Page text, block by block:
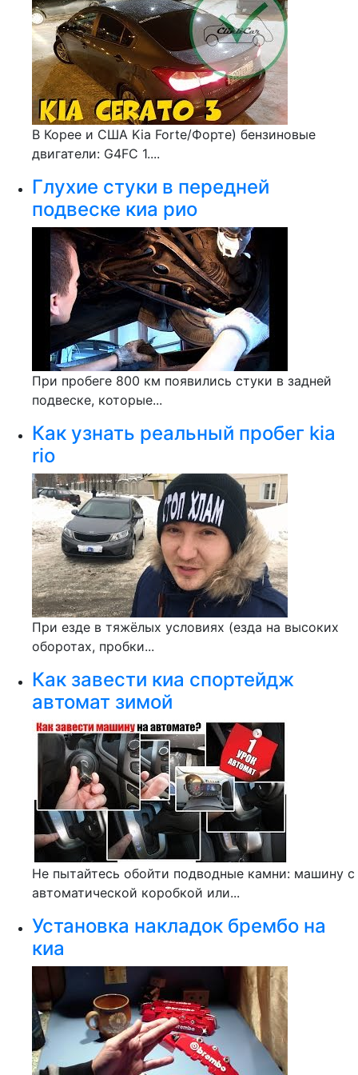
В Корее и США Kia Forte/Форте) бензиновые
двигатели: G4FC 1....
Глухие стуки в передней
подвеске киа рио
При пробеге 800 км появились стуки в задней
подвеске, которые...
Как узнать реальный пробег kia
rio
При езде в тяжёлых условиях (езда на высоких
оборотах, пробки...
Как завести киа спортейдж
автомат зимой
Не пытайтесь обойти подводные камни: машину с
автоматической коробкой или...
Установка накладок брембо на
киа